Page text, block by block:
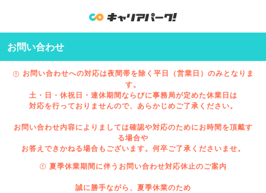
お問い合わせ
お問い合わせへの対応は夜間帯を除く平日（営業日）のみとなりま
す。
土・日・休祝日・連休期間ならびに事務局が定めた休業日は
対応を行っておりませんので、あらかじめご了承ください。
お問い合わせ内容によりましては確認や対応のためにお時間を頂戴す
る場合や
お答えできかねる場合もございます。何卒ご了承くださいませ。
夏季休業期間に伴うお問い合わせ対応休止のご案内
誠に勝手ながら、夏季休業のため